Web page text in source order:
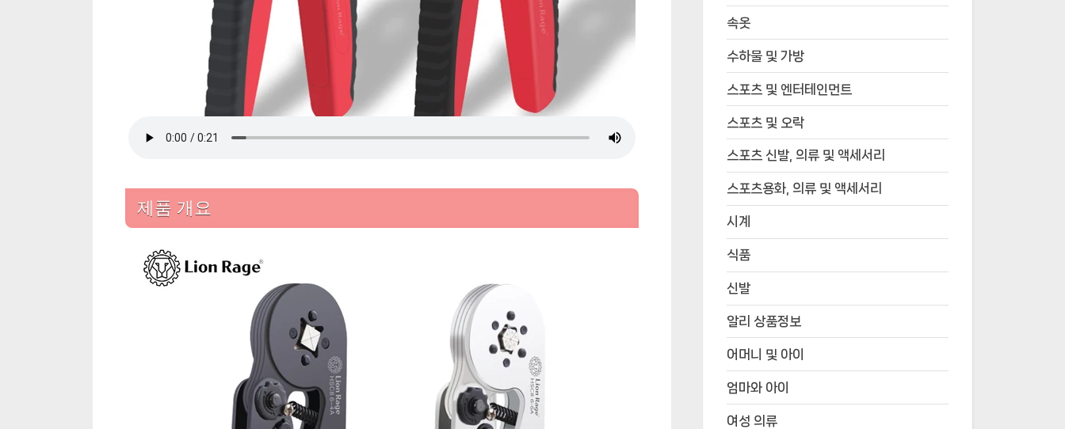
이
어
리
단
도
제품 개요
속옷
수하물 및 가방
스포츠 및 엔터테인먼트
스포츠 및 오락
스포츠 신발, 의류 및 액세서리
스포츠용화, 의류 및 액세서리
시계
식품
신발
알리 상품정보
어머니 및 아이
엄마와 아이
여성 의류